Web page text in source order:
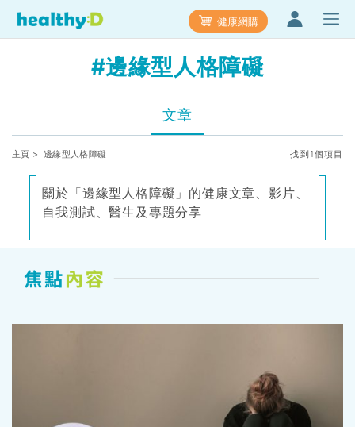
健康網購
#邊緣型人格障礙
文章
主頁 > 邊緣型人格障礙 找到1個項目
關於「邊緣型人格障礙」的健康文章、影片、
自我測試、醫生及專題分享